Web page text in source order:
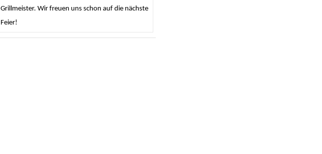
Grillmeister. Wir freuen uns schon auf die nächste
Feier!